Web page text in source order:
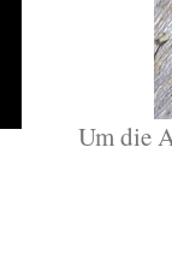
Um die